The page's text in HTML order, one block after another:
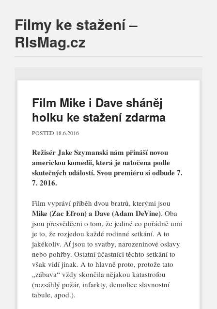
Filmy ke stažení –
RlsMag.cz
content
Film Mike i Dave sháněj
holku ke stažení zdarma
POSTED 18.6.2016
Režisér Jake Szymanski nám přináší novou
americkou komedii, která je natočena podle
skutečných událostí. Svou premiéru si odbude 7.
7. 2016.
Film vypráví příběh dvou bratrů, kterými jsou
Mike (Zac Efron) a Dave (Adam DeVine). Oba
jsou přesvědčeni o tom, že jediné co pořádně umí
je to, že rozjedou každé rodinné setkání. A to
jakékoliv. Ať jsou to svatby, narozeninové oslavy
nebo pohřby. Ostatní účastníci těchto setkání to
však vidí jinak. A to hlavně proto, protože tato
„zábava“ vždy skončila nějakou katastrofou
(rozsáhlý požár, infarkty, demolice slavnostní
tabule, apod.).